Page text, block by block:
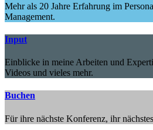
Mehr als 20 Jahre Erfahrung im
Management.
Input
Einblicke in meine Arbeiten und
Videos und vieles mehr.
Buchen
Für ihre nächste Konferenz, ihr